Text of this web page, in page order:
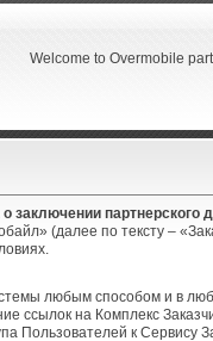
Welcome to Overmobile
заключении партнерского
(далее по тексту –
любым способом и в
ссылок на Комплекс
Пользователей к Сервису